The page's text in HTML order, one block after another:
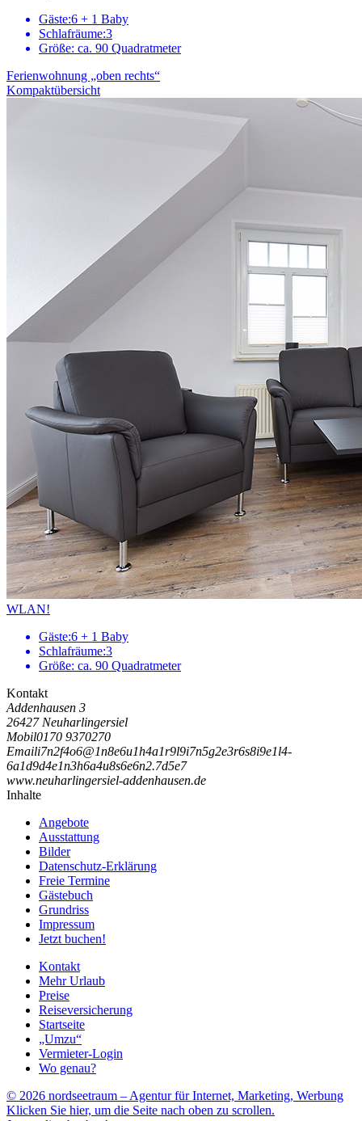
Gäste:6 + 1 Baby
Schlafräume:3
Größe: ca. 90 Quadratmeter
Ferienwohnung „oben rechts“
Kompaktübersicht
WLAN!
Gäste:6 + 1 Baby
Schlafräume:3
Größe: ca. 90 Quadratmeter
Kontakt
Addenhausen 3
26427 Neuharlingersiel
Mobil0170 9370270
Emaili7n2f4o6@1n8e6u1h4a1r9l9i7n5g2e3r6s8i9e1l4-
6a1d9d4e1n3h6a4u8s6e6n2.7d5e7
www.neuharlingersiel-addenhausen.de
Inhalte
Angebote
Ausstattung
Bilder
Datenschutz-Erklärung
Freie Termine
Gästebuch
Grundriss
Impressum
Jetzt buchen!
Kontakt
Mehr Urlaub
Preise
Reiseversicherung
Startseite
„Umzu“
Vermieter-Login
Wo genau?
© 2026 nordseetraum – Agentur für Internet, Marketing, Werbung
Klicken Sie hier, um die Seite nach oben zu scrollen.